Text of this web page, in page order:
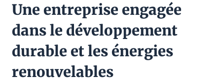
Une entreprise engagée
dans le développement
durable et les énergies
renouvelables